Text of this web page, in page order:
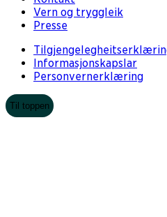
Vern og tryggleik
Presse
Informasjonskapslar
Personvernerklæring
Til toppen